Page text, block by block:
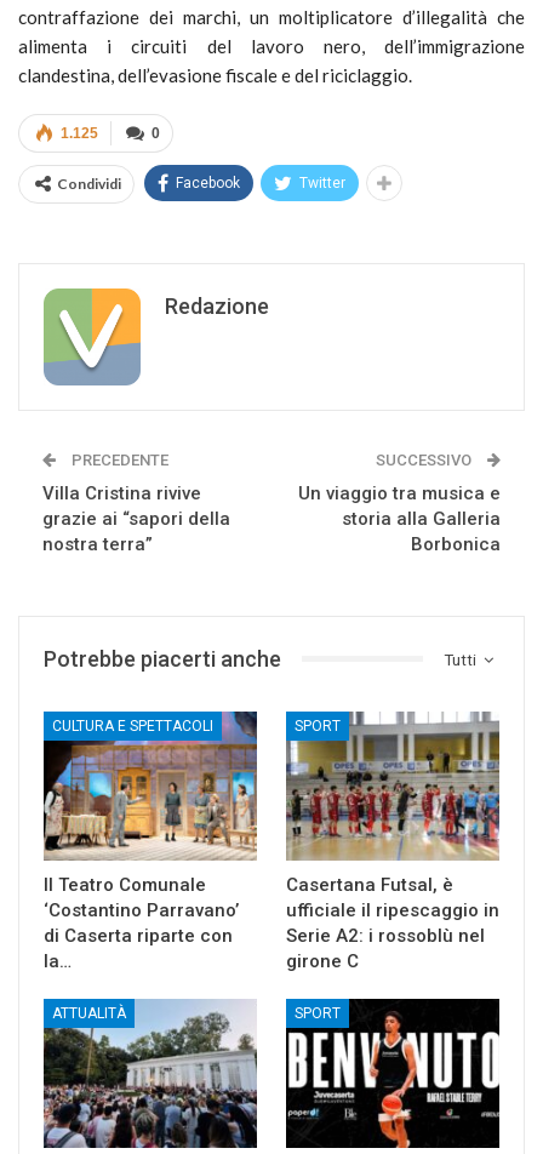
contraffazione dei marchi, un moltiplicatore d’illegalità che
alimenta i circuiti del lavoro nero, dell’immigrazione
clandestina, dell’evasione fiscale e del riciclaggio.
0
1.125
Condividi Facebook Twitter
Redazione
PRECEDENTE
Villa Cristina rivive
grazie ai “sapori della
nostra terra”
SUCCESSIVO
Un viaggio tra musica e
storia alla Galleria
Borbonica
Tutti
Potrebbe piacerti anche
CULTURA E SPETTACOLI
Il Teatro Comunale
‘Costantino Parravano’
di Caserta riparte con
la…
SPORT
Casertana Futsal, è
ufficiale il ripescaggio in
Serie A2: i rossoblù nel
girone C
ATTUALITÀ SPORT